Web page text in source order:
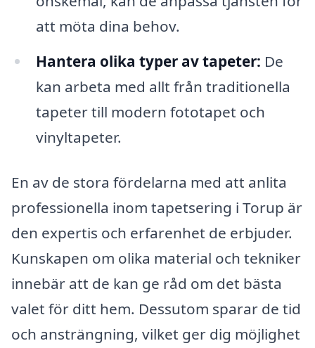
att möta dina behov.
Hantera olika typer av tapeter: De
kan arbeta med allt från traditionella
tapeter till modern fototapet och
vinyltapeter.
En av de stora fördelarna med att anlita
professionella inom tapetsering i Torup är
den expertis och erfarenhet de erbjuder.
Kunskapen om olika material och tekniker
innebär att de kan ge råd om det bästa
valet för ditt hem. Dessutom sparar de tid
och ansträngning, vilket ger dig möjlighet